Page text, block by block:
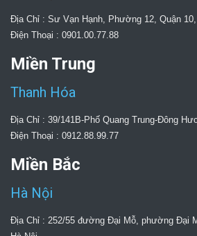
Địa Chỉ : Sư Vạn Hạnh, Phường 12, Quận 10,
Điện Thoại : 0901.00.77.88
Miền Trung
Thanh Hóa
Địa Chỉ : 39/141B-Phố Quang Trung-Đông
Điện Thoại : 0912.88.99.77
Miền Bắc
Hà Nội
Địa Chỉ : 252/55 đường Đại Mỗ, phường Đại